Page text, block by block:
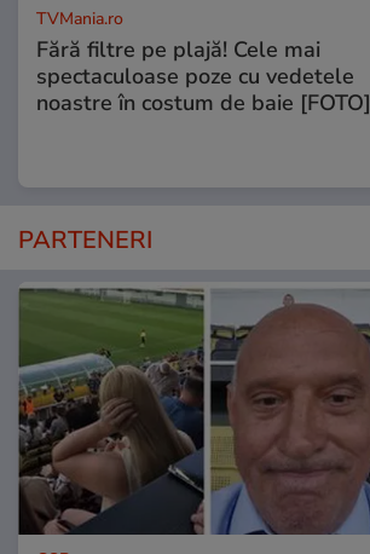
TVMania.ro
Fără filtre pe plajă! Cele mai
spectaculoase poze cu vedetele
noastre în costum de baie [FOTO]
PARTENERI